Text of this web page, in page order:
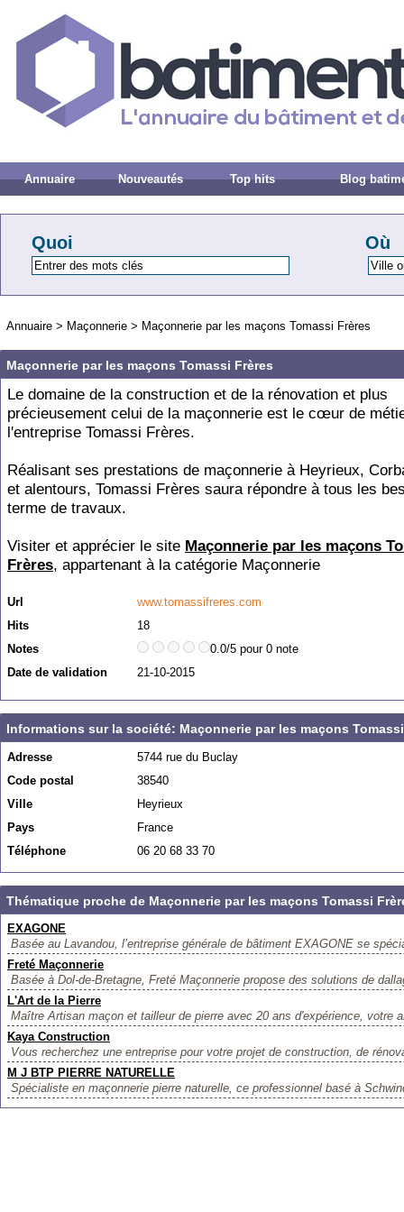
Annuaire Nouveautés Top hits Blog
Quoi Où
Annuaire > Maçonnerie > Maçonnerie par les maçons Tomassi Frères
Maçonnerie par les maçons Tomassi Frères
Le domaine de la construction et de la rénovation et plus
précieusement celui de la maçonnerie est le cœur de
l'entreprise Tomassi Frères.
Réalisant ses prestations de maçonnerie à Heyrieux,
et alentours, Tomassi Frères saura répondre à tous les
terme de travaux.
Visiter et apprécier le site Maçonnerie par les maçons
Frères, appartenant à la catégorie Maçonnerie
Url
www.tomassifreres.com
Hits
18
Notes
0.0/5 pour 0 note
Date de validation
21-10-2015
Informations sur la société: Maçonnerie par les maçons
Adresse
5744 rue du Buclay
Code postal
38540
Ville
Heyrieux
Pays
France
Téléphone
06 20 68 33 70
Thématique proche de Maçonnerie par les maçons Tomassi
EXAGONE
Basée au Lavandou, l’entreprise générale de bâtiment EXAGONE se
Freté Maçonnerie
Basée à Dol-de-Bretagne, Freté Maçonnerie propose des solutions de
L'Art de la Pierre
Maître Artisan maçon et tailleur de pierre avec 20 ans d'expérience, votre
Kaya Construction
Vous recherchez une entreprise pour votre projet de construction, de
M J BTP PIERRE NATURELLE
Spécialiste en maçonnerie pierre naturelle, ce professionnel basé à